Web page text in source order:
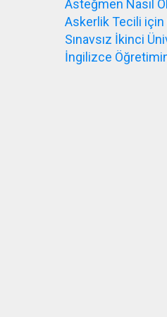
Asteğmen Nasıl
Askerlik Tecili
Sınavsız İkinci
İngilizce